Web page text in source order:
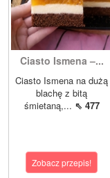
Ciasto Ismena –...
Ciasto Ismena na dużą
blachę z bitą
śmietaną,... ⇖ 477
Zobacz przepis!